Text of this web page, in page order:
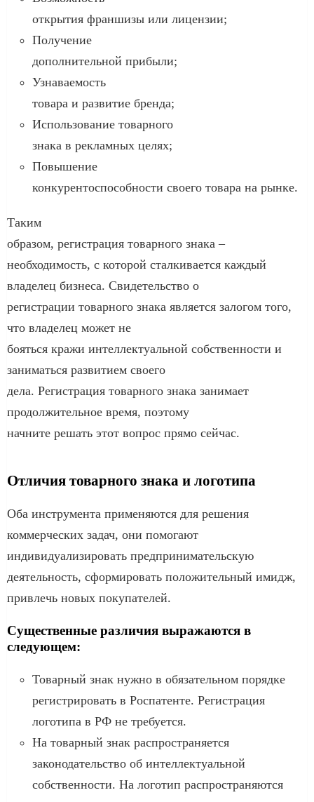
открытия франшизы или лицензии;
Получение
дополнительной прибыли;
Узнаваемость
товара и развитие бренда;
Использование товарного
знака в рекламных целях;
Повышение
конкурентоспособности своего товара на рынке.
Таким
образом, регистрация товарного знака –
необходимость, с которой сталкивается каждый
владелец бизнеса. Свидетельство о
регистрации товарного знака является залогом того,
что владелец может не
бояться кражи интеллектуальной собственности и
заниматься развитием своего
дела. Регистрация товарного знака занимает
продолжительное время, поэтому
начните решать этот вопрос прямо сейчас.
Отличия товарного знака и логотипа
Оба инструмента применяются для решения
коммерческих задач, они помогают
индивидуализировать предпринимательскую
деятельность, сформировать положительный имидж,
привлечь новых покупателей.
Существенные различия выражаются в
следующем:
Товарный знак нужно в обязательном порядке
регистрировать в Роспатенте. Регистрация
логотипа в РФ не требуется.
На товарный знак распространяется
законодательство об интеллектуальной
собственности. На логотип распространяются